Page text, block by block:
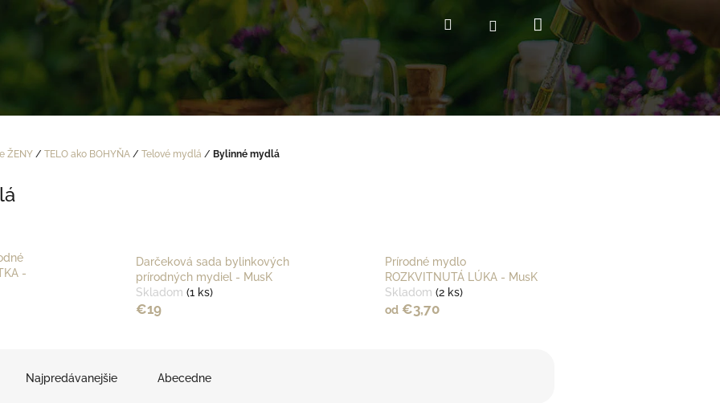
HľadaťPrihlásenieNákupný
košík
ŽENY / TELO ako BOHYŇA / Telové mydlá / Bylinné mydlá
-
Darčeková sada bylinkových
prírodných mydiel - MusK
Skladom (1 ks)
€19
Prírodné mydlo
ROZKVITNUTÁ LÚKA - MusK
Skladom(2 ks)
od €3,70
Najpredávanejšie Abecedne